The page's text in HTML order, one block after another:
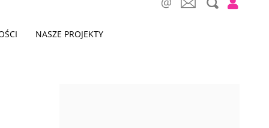
NASZE PROJEKTY